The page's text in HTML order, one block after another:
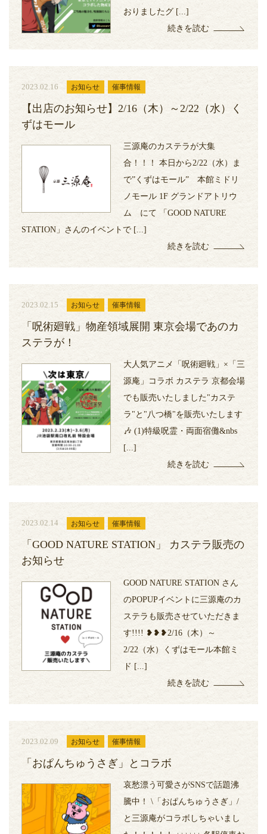
おりましたグ [...]
続きを読む
2023.02.16 お知らせ 催事情報
【出店のお知らせ】2/16（木）～2/22（水）く
ずはモール
三源庵のカステラが大集
合！！！ 本日から2/22（水）ま
で”くずはモール” 本館ミドリ
ノモール 1F グランドアトリウ
ム にて 「GOOD NATURE
STATION」さんのイベントで [...]
続きを読む
2023.02.15 お知らせ 催事情報
「呪術廻戦」物産領域展開 東京会場であのカ
ステラが！
大人気アニメ「呪術廻戦」×「三
源庵」コラボ カステラ 京都会場
でも販売いたしました"カステ
ラ"と"八つ橋"を販売いたします
🎶 (1)特級呪霊・両面宿儺&nbs
[...]
続きを読む
2023.02.14 お知らせ 催事情報
「GOOD NATURE STATION」 カステラ販売の
お知らせ
GOOD NATURE STATION さん
のPOPUPイベントに三源庵のカ
ステラも販売させていただきま
す!!!! ❥❥❥2/16（木）～
2/22（水）くずはモール本館ミ
ド [...]
続きを読む
2023.02.09 お知らせ 催事情報
「おぱんちゅうさぎ」とコラボ
哀愁漂う可愛さがSNSで話題沸
騰中！ \「おぱんちゅうさぎ」/
と三源庵がコラボしちゃいまし